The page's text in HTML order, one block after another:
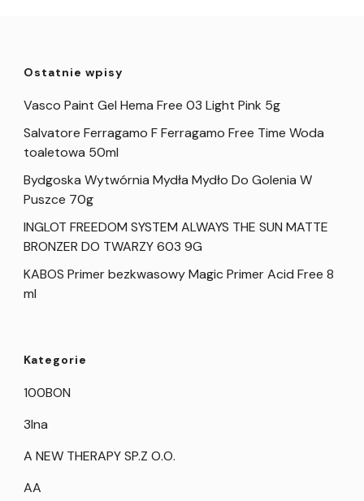
Ostatnie wpisy
Vasco Paint Gel Hema Free 03 Light Pink 5g
Salvatore Ferragamo F Ferragamo Free Time Woda
toaletowa 50ml
Bydgoska Wytwórnia Mydła Mydło Do Golenia W
Puszce 70g
INGLOT FREEDOM SYSTEM ALWAYS THE SUN MATTE
BRONZER DO TWARZY 603 9G
KABOS Primer bezkwasowy Magic Primer Acid Free 8
ml
Kategorie
100BON
3Ina
A NEW THERAPY SP.Z O.O.
AA